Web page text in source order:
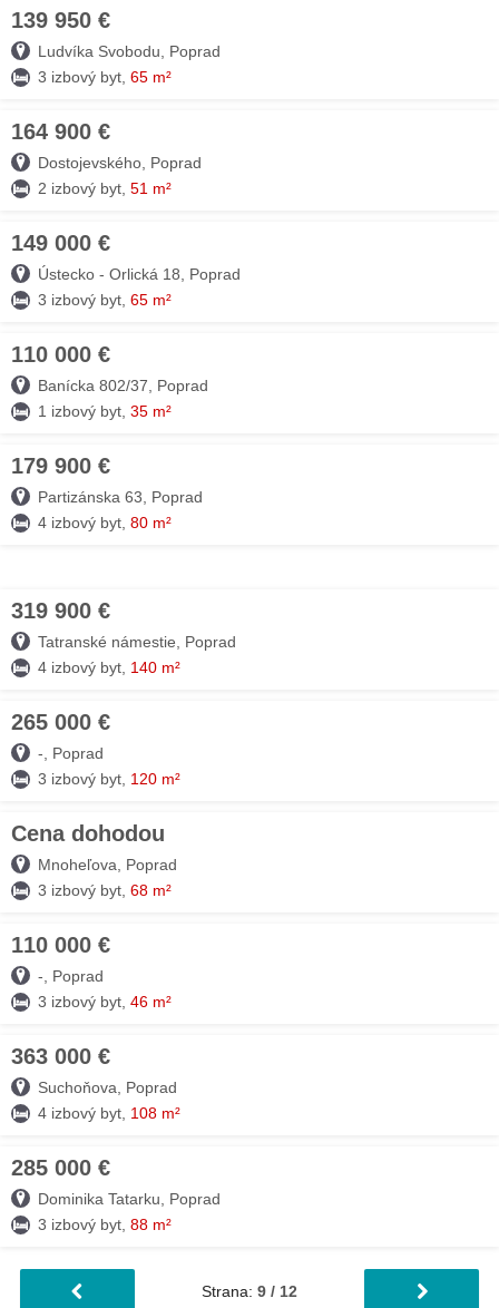
139 950 €
Ludvíka Svobodu, Poprad
3 izbový byt, 65 m²
164 900 €
Dostojevského, Poprad
2 izbový byt, 51 m²
149 000 €
Ústecko - Orlická 18, Poprad
3 izbový byt, 65 m²
110 000 €
Banícka 802/37, Poprad
1 izbový byt, 35 m²
179 900 €
Partizánska 63, Poprad
4 izbový byt, 80 m²
319 900 €
Tatranské námestie, Poprad
4 izbový byt, 140 m²
265 000 €
-, Poprad
3 izbový byt, 120 m²
Cena dohodou
Mnoheľova, Poprad
3 izbový byt, 68 m²
110 000 €
-, Poprad
3 izbový byt, 46 m²
363 000 €
Suchoňova, Poprad
4 izbový byt, 108 m²
285 000 €
Dominika Tatarku, Poprad
3 izbový byt, 88 m²
Strana: 9 / 12